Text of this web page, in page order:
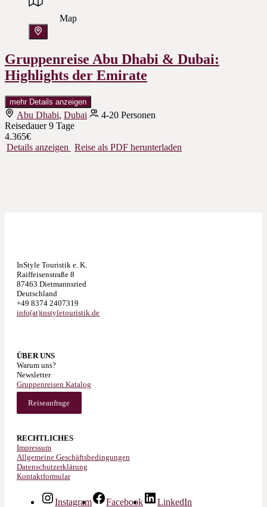
Map
Gruppenreise Abu Dhabi & Dubai:
Highlights der Emirate
mehr Details anzeigen
Abu Dhabi, Dubai
4-20 Personen
Reisedauer9 Tage
4.365€
Details anzeigen
Reise als PDF herunterladen
InStyle Touristik e. K.
Raiffeisenstraße 8
87463 Dietmannsried
Deutschland
+49 8374 2407319
info(at)instyletouristik.de
ÜBER UNS
Warum uns?
Newsletter
Gruppenreisen Katalog
Reiseanfrage
RECHTLICHES
Impressum
Allgemeine Geschäftsbedingungen
Datenschutzerklärung
Kontaktformular
Instagram Facebook LinkedIn